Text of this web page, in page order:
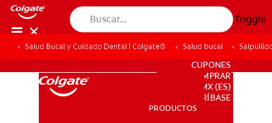
Toggle
PRODUCTOS
PARA PROFESIONALES
CUPONES
DONDE COMPRAR
MX (ES)
SUSCRÍBASE
PRODUCTOS
Salud Bucal y Cuidado Dental | Colgate® Salud bucal